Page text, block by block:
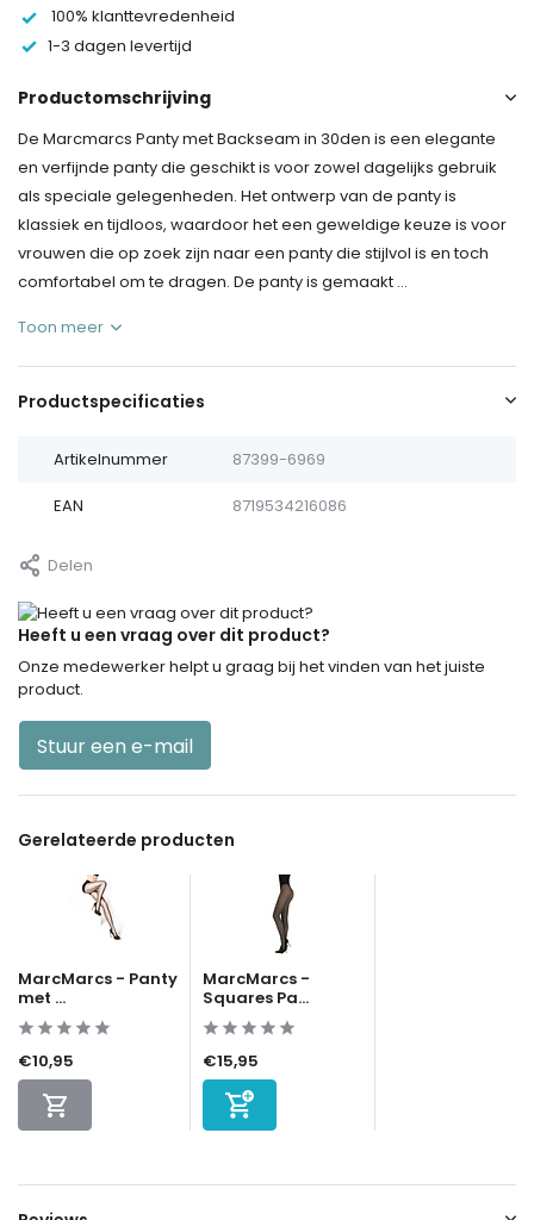
100% klanttevredenheid
1-3 dagen levertijd
Productomschrijving
De Marcmarcs Panty met Backseam in 30den is een elegante
en verfijnde panty die geschikt is voor zowel dagelijks gebruik
als speciale gelegenheden. Het ontwerp van de panty is
klassiek en tijdloos, waardoor het een geweldige keuze is voor
vrouwen die op zoek zijn naar een panty die stijlvol is en toch
comfortabel om te dragen. De panty is gemaakt ...
Toon meer
Productspecificaties
Artikelnummer 87399-6969
EAN 8719534216086
Delen
Heeft u een vraag over dit product?
Onze medewerker helpt u graag bij het vinden van het juiste
product.
Stuur een e-mail
Gerelateerde producten
MarcMarcs - Panty
met ...
€10,95
MarcMarcs -
Squares Pa...
€15,95